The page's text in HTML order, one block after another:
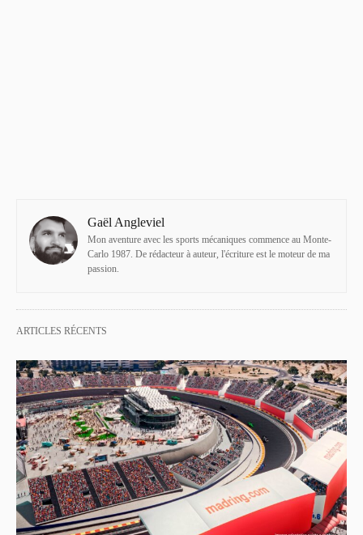
Gaël Angleviel
Mon aventure avec les sports mécaniques commence au Monte-
Carlo 1987. De rédacteur à auteur, l'écriture est le moteur de ma
passion.
ARTICLES RÉCENTS